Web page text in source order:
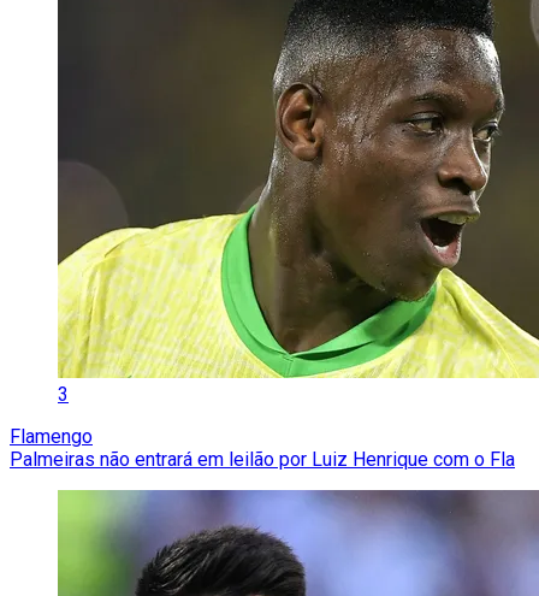
3
Flamengo
Palmeiras não entrará em leilão por Luiz Henrique com o Fla